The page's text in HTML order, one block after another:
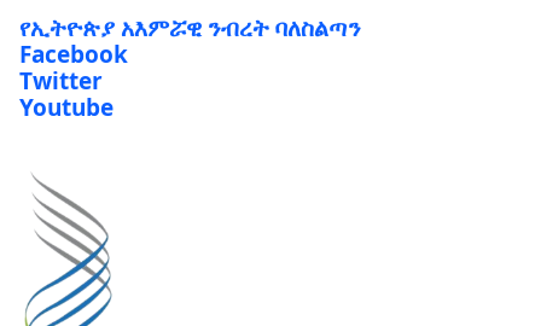
የኢትዮጵያ አእምሯዊ ንብረት ባለስልጣን
Facebook
Twitter
Youtube